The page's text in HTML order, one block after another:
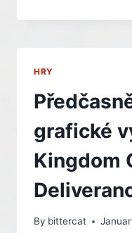
V
VODU,
DO
NEBE
DO
HRY
grafické
Kingdom
By bittercat